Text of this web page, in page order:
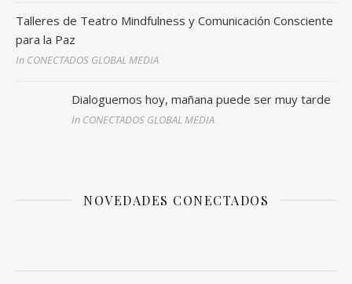
Talleres de Teatro Mindfulness y Comunicación Consciente
para la Paz
In CONECTADOS GLOBAL MEDIA
Dialoguemos hoy, mañana puede ser muy tarde
In CONECTADOS GLOBAL MEDIA
NOVEDADES CONECTADOS